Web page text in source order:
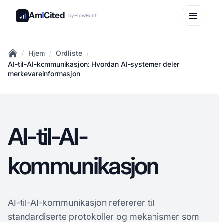
AmICited byFlowHunt
Home
/ Hjem / Ordliste /
AI-til-AI-kommunikasjon: Hvordan AI-systemer deler
merkevareinformasjon
AI-til-AI-
kommunikasjon
AI-til-AI-kommunikasjon refererer til
standardiserte protokoller og mekanismer som